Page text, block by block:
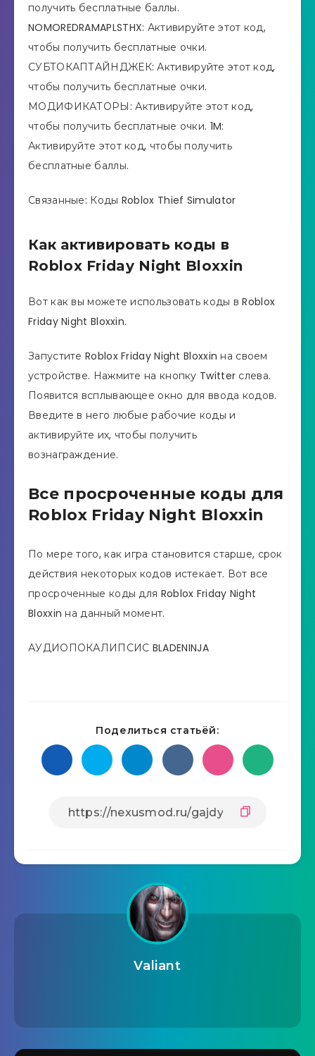
получить бесплатные баллы.
NOMOREDRAMAPLSTHX: Активируйте этот код,
чтобы получить бесплатные очки.
СУБТОКАПТАЙНДЖЕК: Активируйте этот код,
чтобы получить бесплатные очки.
МОДИФИКАТОРЫ: Активируйте этот код,
чтобы получить бесплатные очки. 1M:
Активируйте этот код, чтобы получить
бесплатные баллы.
Связанные: Коды Roblox Thief Simulator
Как активировать коды в
Roblox Friday Night Bloxxin
Вот как вы можете использовать коды в Roblox
Friday Night Bloxxin.
Запустите Roblox Friday Night Bloxxin на своем
устройстве. Нажмите на кнопку Twitter слева.
Появится всплывающее окно для ввода кодов.
Введите в него любые рабочие коды и
активируйте их, чтобы получить
вознаграждение.
Все просроченные коды для
Roblox Friday Night Bloxxin
По мере того, как игра становится старше, срок
действия некоторых кодов истекает. Вот все
просроченные коды для Roblox Friday Night
Bloxxin на данный момент.
АУДИОПОКАЛИПСИС BLADENINJA
Поделиться статьёй:
Valiant